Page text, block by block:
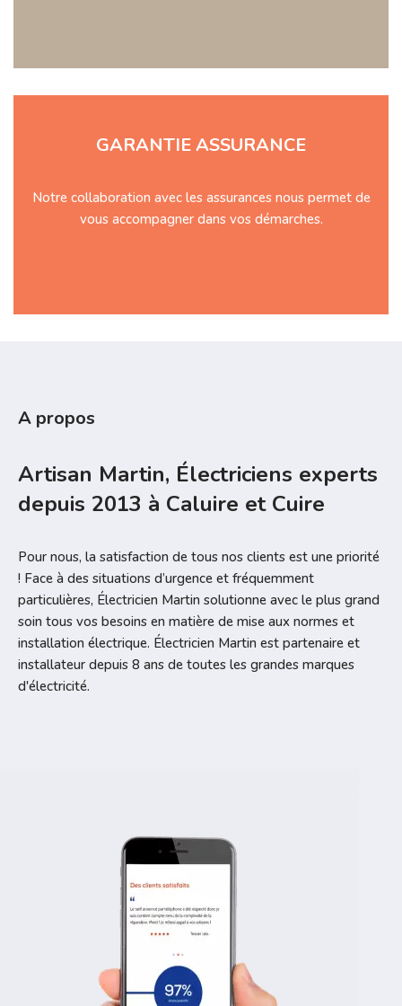
GARANTIE ASSURANCE
Notre collaboration avec les assurances nous permet de
vous accompagner dans vos démarches.
A propos
Artisan Martin, Électriciens experts
depuis 2013 à Caluire et Cuire
Pour nous, la satisfaction de tous nos clients est une priorité
! Face à des situations d’urgence et fréquemment
particulières, Électricien Martin solutionne avec le plus grand
soin tous vos besoins en matière de mise aux normes et
installation électrique. Électricien Martin est partenaire et
installateur depuis 8 ans de toutes les grandes marques
d'électricité.